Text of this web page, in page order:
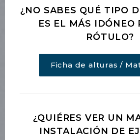
¿NO SABES QUÉ TIPO
ES EL MÁS IDÓNEO
RÓTULO?
Ficha de alturas /
¿QUIÉRES VER UN
INSTALACIÓN DE